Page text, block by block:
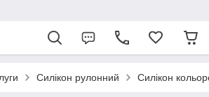
Силікон рулонний Силікон